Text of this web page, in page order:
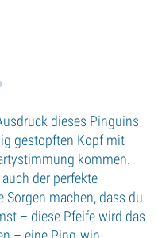
dieses Pinguins
gestopften Kopf mit
kommen.
der perfekte
Sorgen machen, dass du
– diese Pfeife wird das